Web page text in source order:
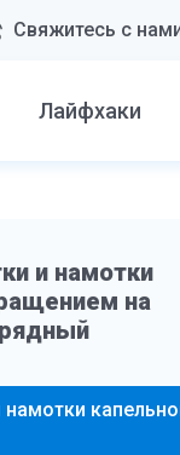
Свяжитесь с
Лайфхаки
и намотки
на